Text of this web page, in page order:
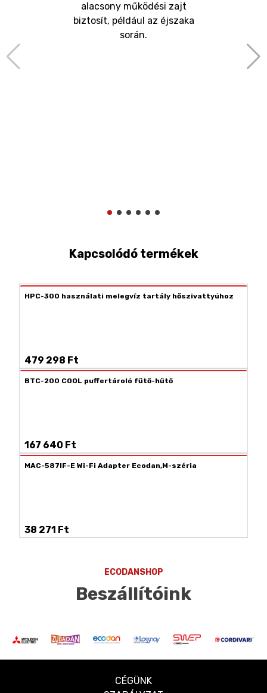
alacsony működési zajt
biztosít, például az éjszaka
során.
Kapcsolódó termékek
HPC-300 használati melegvíz tartály hőszivattyúhoz
479 298 Ft
BTC-200 COOL puffertároló fűtő-hűtő
167 640 Ft
MAC-587IF-E Wi-Fi Adapter Ecodan,M-széria
38 271 Ft
ECODANSHOP
Beszállítóink
CÉGÜNK